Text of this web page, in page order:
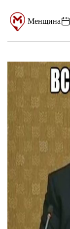
Менщина